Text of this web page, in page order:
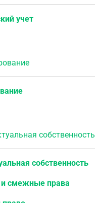
учет
собственность
собственность
и смежные права